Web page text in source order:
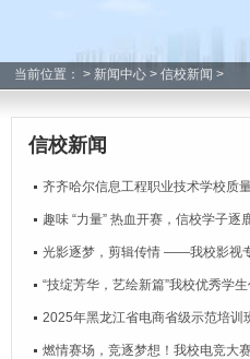
当前位置： > 新闻中心> 信校新闻 >
信校新闻
齐齐哈尔信息工程职业技术学校质
趣味 “力量” 热血开赛，信校学子逐
光影逐梦，剪辑传情 ——我校影视
“技绽芳华，艺绘新篇”我校优秀学
2025年黑龙江省电商省级示范培训
燃情赛场，竞逐梦想！我校电竞大